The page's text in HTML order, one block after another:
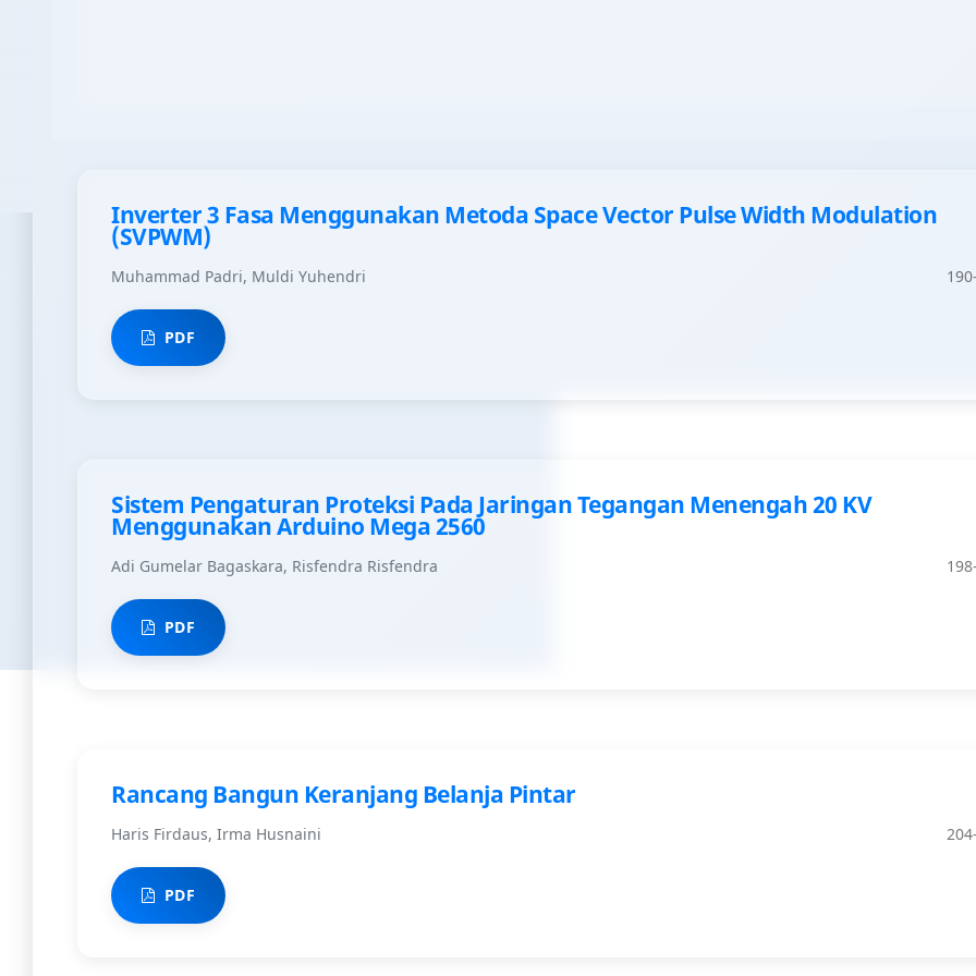
Inverter 3 Fasa Menggunakan Metoda Space Vector Pulse Width Modulation
(SVPWM)
Muhammad Padri, Muldi Yuhendri
PDF
Sistem Pengaturan Proteksi Pada Jaringan Tegangan Menengah 20 KV
Menggunakan Arduino Mega 2560
Adi Gumelar Bagaskara, Risfendra Risfendra
PDF
Rancang Bangun Keranjang Belanja Pintar
Haris Firdaus, Irma Husnaini
PDF